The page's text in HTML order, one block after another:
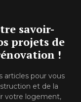
savoir-
projets de
!
articles pour vous
et de la
votre logement,